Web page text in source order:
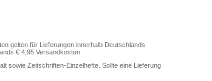
gelten für Lieferungen innerhalb Deutschlands
€ 4,95 Versandkosten.
sowie Zeitschriften-Einzelhefte. Sollte eine Lieferung